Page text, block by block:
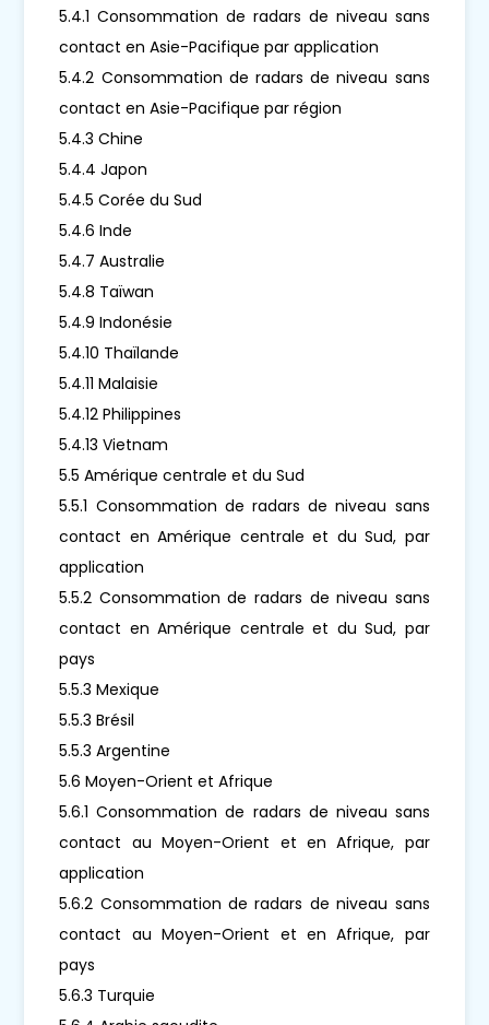
5.4.1 Consommation de radars de niveau sans
contact en Asie-Pacifique par application
5.4.2 Consommation de radars de niveau sans
contact en Asie-Pacifique par région
5.4.3 Chine
5.4.4 Japon
5.4.5 Corée du Sud
5.4.6 Inde
5.4.7 Australie
5.4.8 Taïwan
5.4.9 Indonésie
5.4.10 Thaïlande
5.4.11 Malaisie
5.4.12 Philippines
5.4.13 Vietnam
5.5 Amérique centrale et du Sud
5.5.1 Consommation de radars de niveau sans
contact en Amérique centrale et du Sud, par
application
5.5.2 Consommation de radars de niveau sans
contact en Amérique centrale et du Sud, par
pays
5.5.3 Mexique
5.5.3 Brésil
5.5.3 Argentine
5.6 Moyen-Orient et Afrique
5.6.1 Consommation de radars de niveau sans
contact au Moyen-Orient et en Afrique, par
application
5.6.2 Consommation de radars de niveau sans
contact au Moyen-Orient et en Afrique, par
pays
5.6.3 Turquie